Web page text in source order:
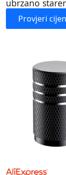
ubrzano
Provjeri